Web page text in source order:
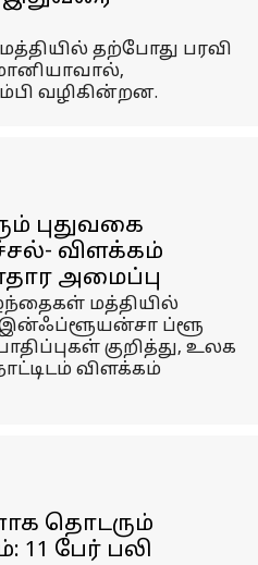
தற்போது பரவி
வழிகின்றன.
புதுவகை
விளக்கம்
அமைப்பு
மத்தியில்
இன்ஃப்ளூயன்சா ப்ளூ
குறித்து, உலக
விளக்கம்
தொடரும்
பேர் பலி